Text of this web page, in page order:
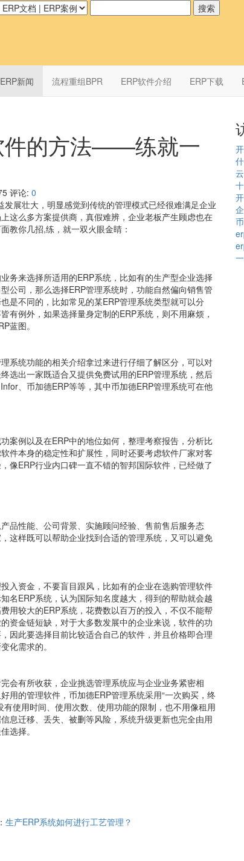
ERP新闻 流程重组BPR ERP软件介绍 ERP下载
件的方法——练就一
评论: 0
展壮大，明显感觉到传统的管理模式已经很难满足企业
这么多方案提供商，真假难辨，企业老板产生顾虑也在
教你几招,练，就一双火眼金睛：
务来选择所适用的ERP系统，比如有的生产型企业选择
公司，那么选择ERP管理系统时，功能自然偏向销售管
是不同的，比如常见的某ERP管理系统类型就可以分
有例外，如果选择量身定制的ERP系统，则不用麻烦，
蓝图。
系统功能的相关介绍拿过来进行仔细了解区分，可以对
选出一家既适合又提供免费试用的ERP管理系统，然后
、币加德ERP等等，其中币加德ERP管理系统可在他
案例以及在ERP中的地位如何，整理考察报告，分析比
件本身的稳定性和扩展性，同时还要考虑软件厂家对客
像ERP行业内口碑一直不错的智邦国际软件，已经做了
品性能、公司背景、实施顾问经验、售前售后服务态
这样既可以帮助企业找到合适的管理系统，又可以避免
入资金，不要盲目跟风，比如有的企业在选购管理软件
名ERP系统，认为国际知名度越大，得到的帮助就会越
用较大的ERP系统，花费数以百万的投入，不仅不能帮
资金链短缺，对于大多数发展中的企业来说，软件的功
因此要选择目前比较适合自己的软件，并且价格即合理
化需求的。
会有所收获，企业挑选管理系统应与企业业务紧密相
用的管理软件，币加德ERP管理系统采用“一次购买，终
使用时间、使用次数、使用功能的限制，也不用像租用
息迁移、丢失、被删等风险，系统升级更新也完全由用
选择。
生产ERP系统如何进行工艺管理？